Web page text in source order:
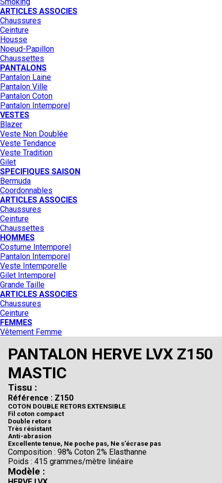
ARTICLES ASSOCIES
Chaussures
Ceinture
Housse
Noeud-Papillon
Chaussettes
PANTALONS
Pantalon Laine
Pantalon Ville
Pantalon Coton
Pantalon Intemporel
VESTES
Blazer
Veste Non Doublée
Veste Tendance
Veste Tradition
Gilet
SPECIFIQUES SAISON
Bermuda
Coordonnables
ARTICLES ASSOCIES
Chaussures
Ceinture
Chaussettes
HOMMES
Costume Intemporel
Pantalon Intemporel
Veste Intemporelle
Gilet Intemporel
Grande Taille
ARTICLES ASSOCIES
Chaussures
Ceinture
FEMMES
Vêtement Femme
PANTALON HERVE LVX Z150
MASTIC
Tissu :
Référence : Z150
COTON DOUBLE RETORS EXTENSIBLE
Fil coton compact
Double retors
Très résistant
Anti-abrasion
Excellente tenue, Ne poche pas, Ne s'écrase pas
Composition : 98% Coton 2% Elasthanne
Poids : 415 grammes/mètre linéaire
Modèle :